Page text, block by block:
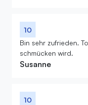
10
Bin sehr zufrieden.
schmücken wird.
Susanne
10